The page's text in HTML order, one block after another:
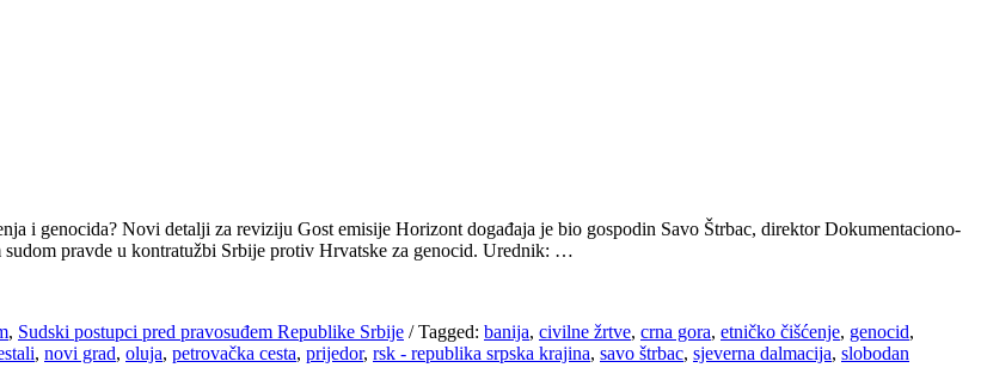
i genocida? Novi detalji za reviziju Gost emisije Horizont događaja je bio gospodin Savo Štrbac, direktor Dokumentaciono-
pravde u kontratužbi Srbije protiv Hrvatske za genocid. Urednik: …
, Sudski postupci pred pravosuđem Republike Srbije /Tagged: banija, civilne žrtve, crna gora, etničko čišćenje, genocid,
, novi grad, oluja, petrovačka cesta, prijedor, rsk - republika srpska krajina, savo štrbac, sjeverna dalmacija, slobodan